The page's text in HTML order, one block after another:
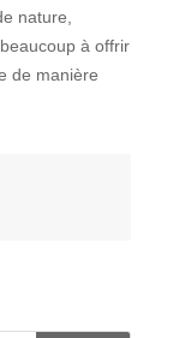
nature,
à offrir
de manière